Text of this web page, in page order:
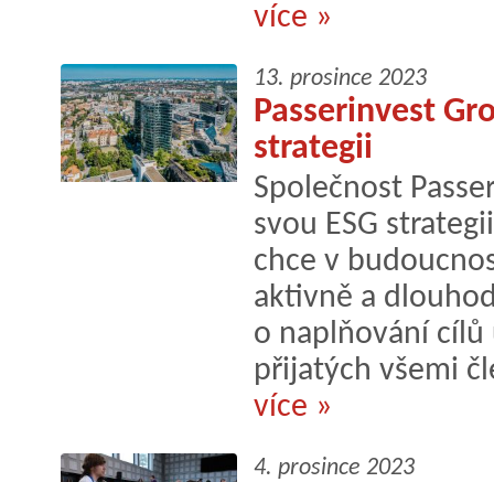
více »
13. prosince 2023
Passerinvest
strategii
Společnost
svou ESG
chce v
aktivně a
o naplňování
přijatých všemi
více »
4. prosince 2023